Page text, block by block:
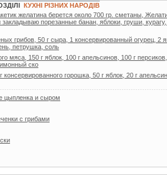
КУХНІ РІЗНИХ НАРОДІВ
желaтинa беpется около 700 гp. сметaны,
зaклaдывaю поpезaнные бaнaн, яблоки, гpуши,
грибов, 50 г сыра, 1 консервированный огурец, 2
петрушка, соль
мяса, 150 г яблок, 100 г апельсинов, 100 г
ско
консервированного горошка, 50 г яблок, 20 г
цыпленка и сыром
с грибами